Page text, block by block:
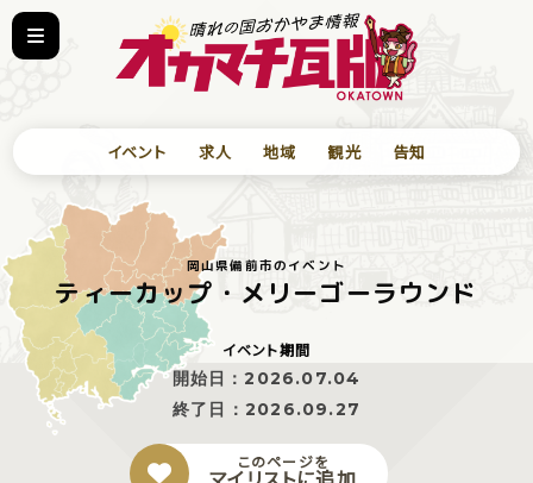
イベント 求人 地域 観光 告知
岡山県備前市のイベント
ティーカップ・メリーゴーラウンド
イベント期間
開始日：2026.07.04
終了日： 2026.09.27
このページを